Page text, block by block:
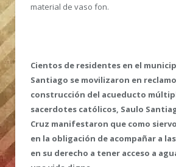
material de vaso fon.
Cientos de residentes en el
Santiago se movilizaron en
construcción del acueducto
sacerdotes católicos, Saulo
Cruz manifestaron que como
en la obligación de acompañar a
en su derecho a tener acceso a